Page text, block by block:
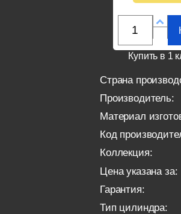
Купить в 1
Страна
Производитель:
Материал
Код
Коллекция:
Цена указана за:
Гарантия:
Тип цилиндра: